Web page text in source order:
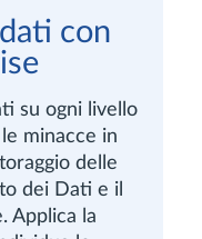
con
su ogni livello
minacce in
delle
dei Dati e il
Applica la